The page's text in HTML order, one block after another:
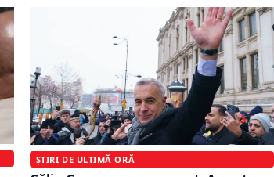
ȘTIRI DE ULTIMĂ ORĂ